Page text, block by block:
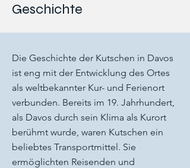
Geschichte
Die Geschichte der Kutschen in Davos
ist eng mit der Entwicklung des Ortes
als weltbekannter Kur- und Ferienort
verbunden. Bereits im 19. Jahrhundert,
als Davos durch sein Klima als Kurort
berühmt wurde, waren Kutschen ein
beliebtes Transportmittel. Sie
ermöglichten Reisenden und